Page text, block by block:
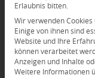
Dein
Erlaubnis bitten.
Wir verwenden Cookies
Einige von ihnen sind
Website und Ihre
können verarbeitet
Anzeigen und Inhalte
Weitere Informationen